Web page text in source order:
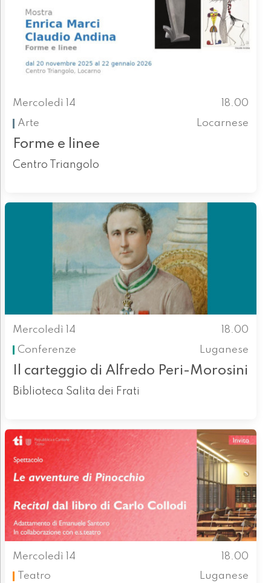
Mercoledì 14
18.00
Arte
Locarnese
Forme e linee
Centro Triangolo
Mercoledì 14
18.00
Conferenze
Luganese
Il carteggio di Alfredo Peri-Morosini
Biblioteca Salita dei Frati
Mercoledì 14
18.00
Teatro
Luganese